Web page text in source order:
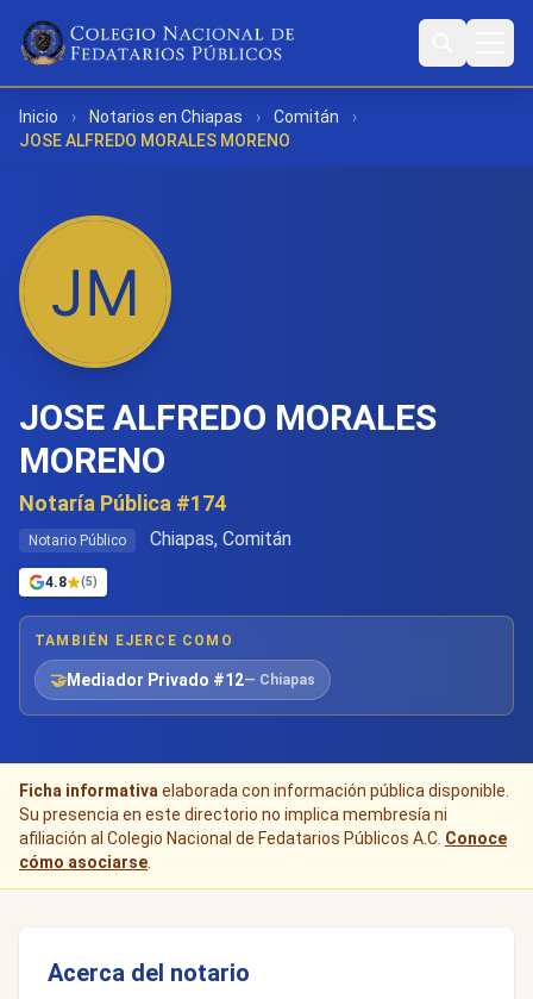
Inicio › Notarios en Chiapas › Comitán
›
JOSE ALFREDO MORALES MORENO
JOSE ALFREDO MORALES
MORENO
Notaría Pública #174
Notario Público Chiapas, Comitán
4.8 (5)
TAMBIÉN EJERCE COMO
🤝Mediador Privado #12— Chiapas
Ficha informativa elaborada con información pública disponible.
Su presencia en este directorio no implica membresía ni
afiliación al Colegio Nacional de Fedatarios Públicos A.C. Conoce
cómo asociarse
Acerca del notario